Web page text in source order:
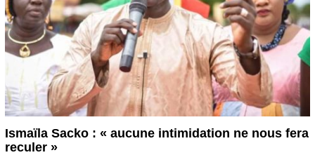
Ismaïla Sacko : « aucune intimidation ne nous fera
reculer »